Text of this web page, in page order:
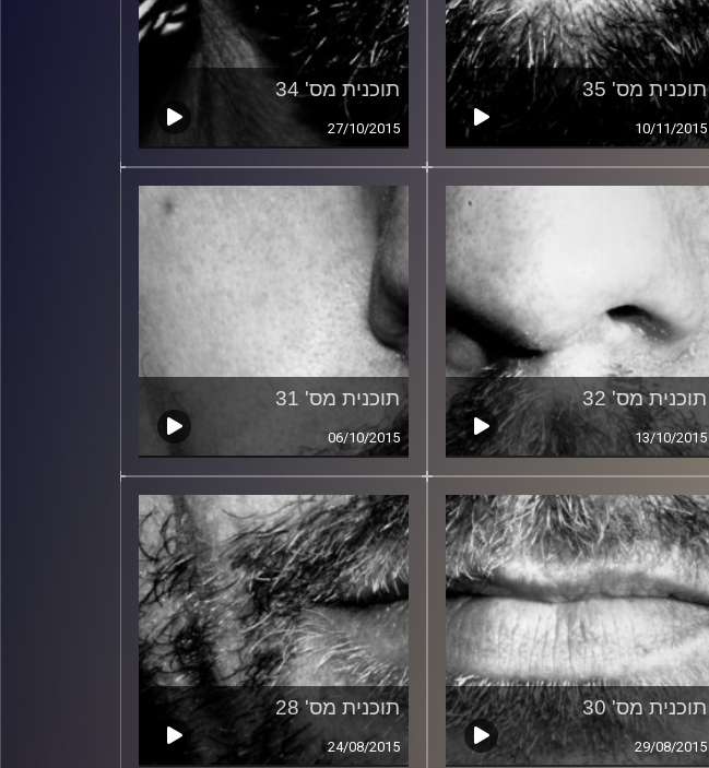
תוכנית מס' 35
10/11/2015
תוכנית מס' 34
27/10/2015
תוכנית מס' 32
13/10/2015
תוכנית מס' 31
06/10/2015
תוכנית מס' 30
29/08/2015
תוכנית מס' 28
24/08/2015